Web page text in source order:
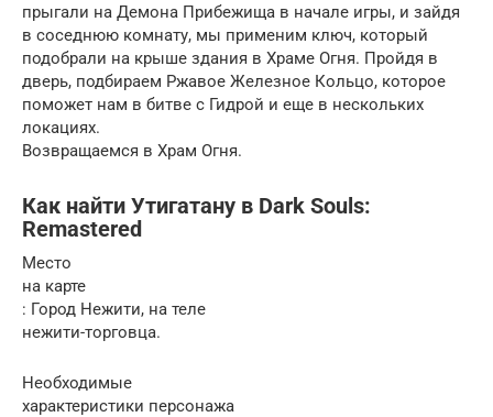
прыгали на Демона Прибежища в начале игры, и зайдя
в соседнюю комнату, мы применим ключ, который
подобрали на крыше здания в Храме Огня. Пройдя в
дверь, подбираем Ржавое Железное Кольцо, которое
поможет нам в битве с Гидрой и еще в нескольких
локациях.
Возвращаемся в Храм Огня.
Как найти Утигатану в Dark Souls:
Remastered
Место
на карте
: Город Нежити, на теле
нежити-торговца.
Необходимые
характеристики персонажа